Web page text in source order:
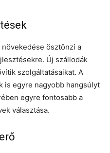
növekedése ösztönzi a
Új szállodák
szolgáltatásaikat. A
is egyre nagyobb hangsúlyt
egyre fontosabb a
választása.